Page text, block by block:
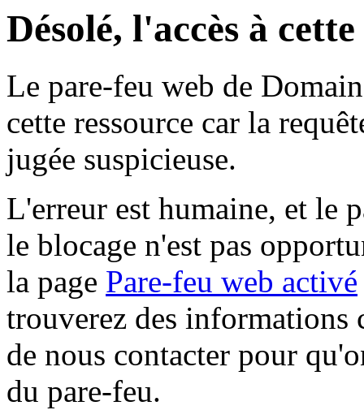
Désolé, l'accès à
Le pare-feu web de
cette ressource car la
jugée suspicieuse.
L'erreur est humaine, et le
le blocage n'est pas
la page Pare-feu web activé
trouverez des informations
de nous contacter pour
du pare-feu.